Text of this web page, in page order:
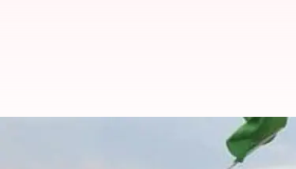
சென்னை - இலங்கை